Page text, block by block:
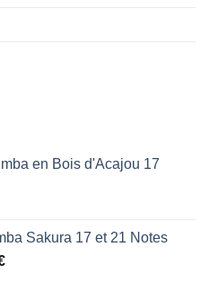
en Bois d'Acajou 17
:
Sakura 17 et 21 Notes
Plage